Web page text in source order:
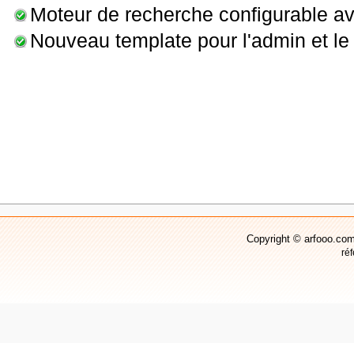
Moteur de recherche configurable
Nouveau template pour l'admin et
Copyright ©